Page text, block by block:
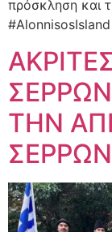
πρόσκληση και
#AlonnisosIsland
ΤΗΝ